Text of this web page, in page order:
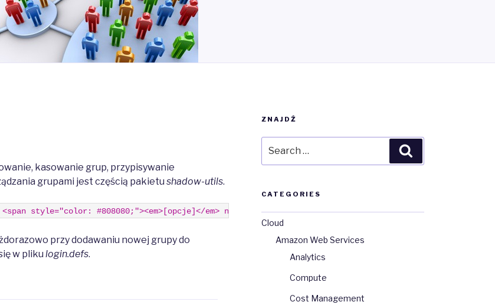
kasowanie grup, przypisywanie
grupami jest częścią pakietu shadow-utils.
style="color: #808080;"><em>[opcje]</em> nazwa_grupy</span>
przy dodawaniu nowej grupy do
w pliku login.defs.
ZNAJDŹ
for:
CATEGORIES
Cloud
Amazon Web Services
Analytics
Compute
Cost Management